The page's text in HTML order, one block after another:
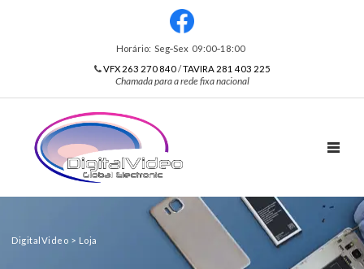
Horário: Seg‑Sex 09:00‑18:00
VFX 263 270 840/TAVIRA 281 403 225
Chamada para a rede fixa nacional
DigitalVideo > Loja